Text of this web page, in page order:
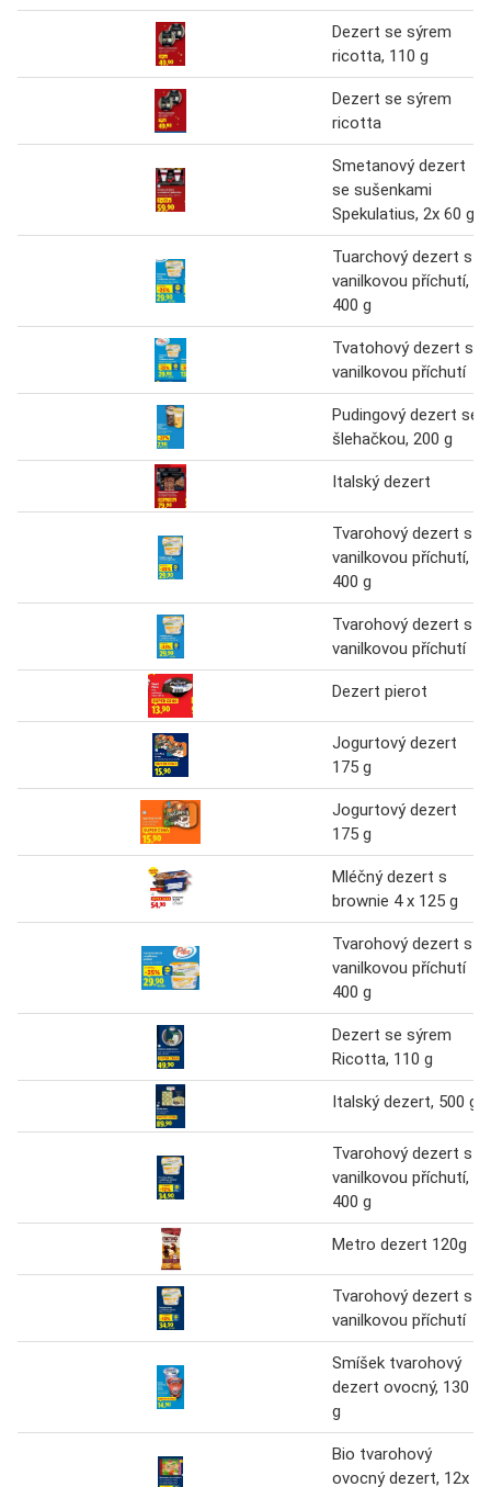
Dezert se sýrem
ricotta, 110 g
Dezert se sýrem
ricotta
Smetanový dezert
se sušenkami
Spekulatius, 2x 60 g
Tuarchový dezert s
vanilkovou příchutí,
400 g
Tvatohový dezert s
vanilkovou příchutí
Pudingový dezert se
šlehačkou, 200 g
Italský dezert
Tvarohový dezert s
vanilkovou příchutí,
400 g
Tvarohový dezert s
vanilkovou příchutí
Dezert pierot
Jogurtový dezert
175 g
Jogurtový dezert
175 g
Mléčný dezert s
brownie 4 x 125 g
Tvarohový dezert s
vanilkovou příchutí
400 g
Dezert se sýrem
Ricotta, 110 g
Italský dezert, 500 g
Tvarohový dezert s
vanilkovou příchutí,
400 g
Metro dezert 120g
Tvarohový dezert s
vanilkovou příchutí
Smíšek tvarohový
dezert ovocný, 130
g
Bio tvarohový
ovocný dezert, 12x